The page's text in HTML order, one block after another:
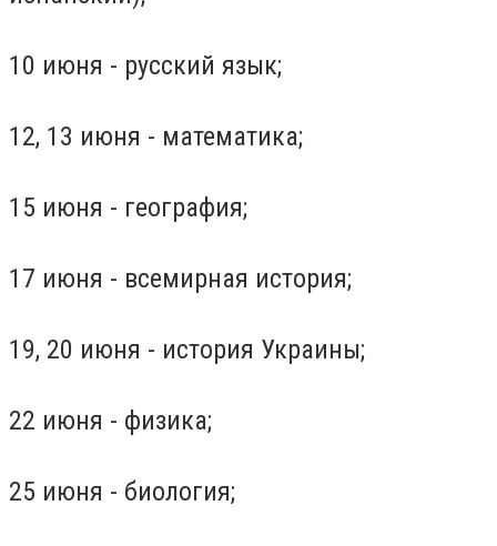
10 июня - русский язык;
12, 13 июня - математика;
15 июня - география;
17 июня - всемирная история;
19, 20 июня - история Украины;
22 июня - физика;
25 июня - биология;